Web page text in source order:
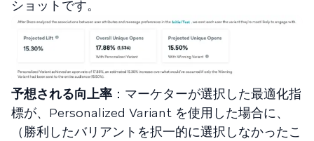
ショットです。
予想される向上率 ：マーケターが選択した最適化指
標が、Personalized Variant を使用した場合に、
（勝利したバリアントを択一的に選択しなかったこ